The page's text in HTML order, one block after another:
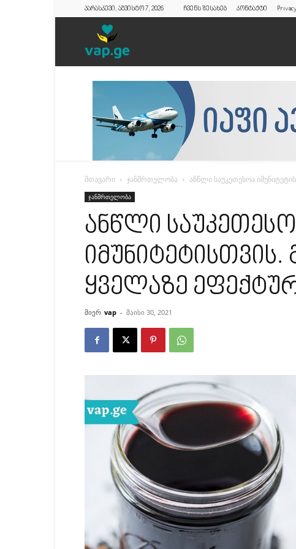
პარასკევი, აგვისტო 7, 2026 ჩვენს შესახებ კონტაქტი
მთავარი ჯანმრთელობა ანწლი საუკეთესოა
ჯანმრთელობა
ანწლი
იმუნიტეტისთვის.
ყველაზე
მიერ vap - მაისი 30, 2021